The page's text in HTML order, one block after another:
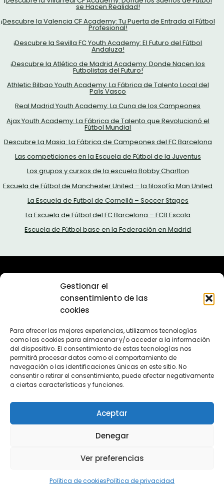
Gestionar el
consentimiento de las
cookies
Para ofrecer las mejores experiencias, utilizamos tecnologías
como las cookies para almacenar y/o acceder a la información
del dispositivo. El consentimiento de estas tecnologías nos
permitirá procesar datos como el comportamiento de
navegación o las identificaciones únicas en este sitio. No
consentir o retirar el consentimiento, puede afectar negativamente
a ciertas características y funciones.
Aceptar
Denegar
Ver preferencias
Política de cookiesPolítica de privacidad
se Hacen Realidad!
¡Descubre la Valencia CF Academy: Tu Puerta de Entrada al Fútbol
Profesional!
¡Descubre la Sevilla FC Youth Academy: El Futuro del Fútbol
Andaluza!
¡Descubre la Atlético de Madrid Academy: Donde Nacen los
Futbolistas del Futuro!
Athletic Bilbao Youth Academy: La Fábrica de Talento Local del
País Vasco
Real Madrid Youth Academy: La Cuna de los Campeones
Ajax Youth Academy: La Fábrica de Talento que Revolucionó el
Fútbol Mundial
Descubre La Masia: La Fábrica de Campeones del FC Barcelona
Las competiciones en la Escuela de Fútbol de la Juventus
Los grupos y cursos de la escuela Bobby Charlton
Escuela de Fútbol de Manchester United – la filosofía Man United
La Escuela de Futbol de Cornellá – Soccer Stages
La Escuela de Fútbol del FC Barcelona – FCB Escola
Escuela de Fútbol base en la Federación en Madrid
Sobre nosotros
Política de privacidad
Política de cookies (UE)
Contacta con nosotros
En 2011 lanzamos el proyecto Escuelas de Fútbol. Más de
10 años después seguimos aquí, ofreciendole la mejor
información sobre escuelas de fútbol.
Copyright © 2011-2026 Escuelas de Fútbol